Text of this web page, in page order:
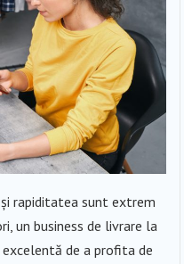
rapiditatea sunt extrem
un business de livrare la
de a profita de